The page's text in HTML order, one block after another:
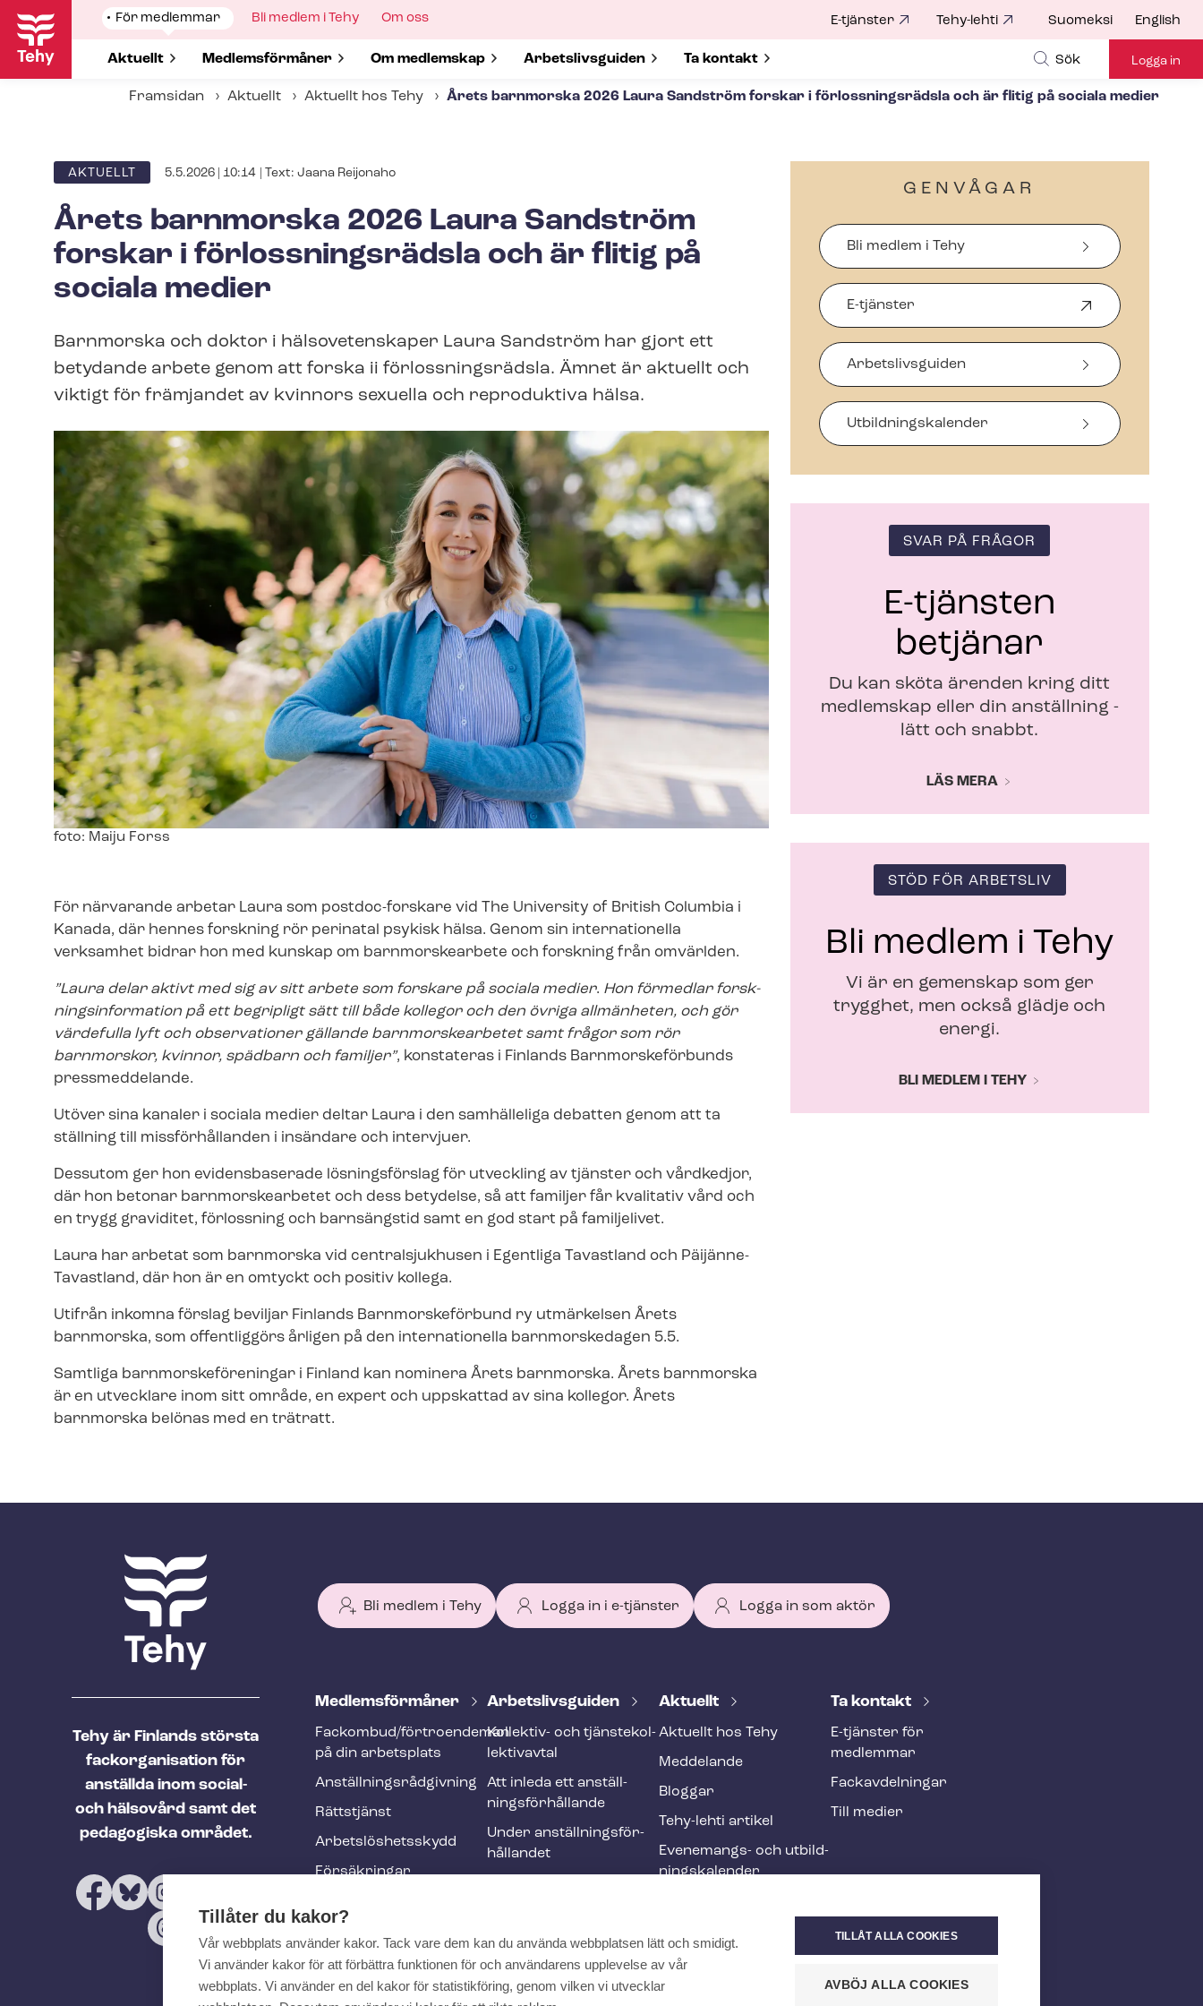
Hoppa
huvudinnehåll
Show
submenu
for
För medlemmar
Show submenu for
Aktuellt Show submenu for
Med­lems­för­må­ner Show submenu for
Om medlemskap Show submenu for
Ar­bets­livs­gui­den Show submenu for
Ta kontakt
Show
for
Bli medlem i Tehy
Show
Om oss E-tjänster Tehy-lehti Suomeksi English
Sök Logga in
Framsidan Aktuellt Aktuellt hos Tehy Årets barnmorska 2026 Laura Sandström forskar i för­loss­nings­räds­la och är flitig på sociala medier
ARTICLE
AKTUELLT 5.5.2026 | 10:14 | Text: Author
Jaana Reijonaho
Årets barnmorska 2026 Laura Sandström
forskar i för­loss­nings­räds­la och är flitig på
sociala medier
Barnmorska och doktor i hälsovetenskaper Laura Sandström har gjort ett
betydande arbete genom att forska ii för­loss­nings­räds­la. Ämnet är aktuellt och
viktigt för främjandet av kvinnors sexuella och reproduktiva hälsa.
Image
foto: Maiju Forss
För närvarande arbetar Laura som postdoc-forskare vid The University of British Columbia i
Kanada, där hennes forskning rör perinatal psykisk hälsa. Genom sin internationella
verksamhet bidrar hon med kunskap om barnmorskearbete och forskning från omvärlden.
”Laura delar aktivt med sig av sitt arbete som forskare på sociala medier. Hon förmedlar forsk­
nings­in­for­ma­tion på ett begripligt sätt till både kollegor och den övriga allmänheten, och gör
värdefulla lyft och observationer gällande barnmorskearbetet samt frågor som rör
barnmorskor, kvinnor, spädbarn och familjer”, konstateras i Finlands Barn­mors­ke­för­bunds
pressmeddelande.
Utöver sina kanaler i sociala medier deltar Laura i den samhälleliga debatten genom att ta
ställning till missförhållanden i insändare och intervjuer.
Dessutom ger hon evidensbaserade lösningsförslag för utveckling av tjänster och vårdkedjor,
där hon betonar barnmorskearbetet och dess betydelse, så att familjer får kvalitativ vård och
en trygg graviditet, förlossning och barnsängstid samt en god start på familjelivet.
Laura har arbetat som barnmorska vid centralsjukhusen i Egentliga Tavastland och Päijänne-​
Tavastland, där hon är en omtyckt och positiv kollega.
Utifrån inkomna förslag beviljar Finlands Barnmorskeförbund ry utmärkelsen Årets
barnmorska, som offentliggörs årligen på den internationella barnmorskedagen 5.5.
Samtliga barn­mors­ke­för­e­ning­ar i Finland kan nominera Årets barnmorska. Årets barnmorska
är en utvecklare inom sitt område, en expert och uppskattad av sina kollegor. Årets
barnmorska belönas med en trätratt.
GENVÅGAR
Bli medlem i Tehy
E-tjänster
Ö
p
n
a
s
i
t
Arbetslivsguiden
Ut­bild­nings­ka­len­der
SVAR PÅ FRÅGOR
E-tjänsten
betjänar
Du kan sköta ärenden kring ditt
medlemskap eller din anställning -
lätt och snabbt.
LÄS MERA
STÖD FÖR ARBETSLIV
Bli medlem i Tehy
Vi är en gemenskap som ger
trygghet, men också glädje och
energi.
BLI MEDLEM I TEHY
Tehy är Finlands största
fackorganisation för
anställda inom social-
och hälsovård samt det
pedagogiska området.
Bli medlem i Tehy Logga in i e-tjänster Logga in som aktör
T
h
y
f
o
o
e
r
Med­lems­för­må­ner
Fackombud/förtroendeman
på din arbetsplats
An­ställ­nings­råd­giv­ning
Rättstjänst
Ar­bets­lös­hets­skydd
Försäkringar
evenemang
Tehy-​tidskriften
Ar­bets­livs­gui­den
Kollektiv- och tjäns­te­kol­
lek­tivav­tal
Att inleda ett an­ställ­
nings­för­hål­lan­de
Under an­ställ­nings­för­
hål­lan­det
Internationell
Aktuellt
Aktuellt hos Tehy
Meddelande
Bloggar
Tehy-lehti artikel
Evenemangs- och ut­bild­
nings­ka­len­der
Ta kontakt
E-tjänster för
medlemmar
Fackav­del­ning­ar
Till medier
Tillåter du kakor?
Vår webbplats använder kakor. Tack vare dem kan du använda webbplatsen lätt och smidigt.
Vi använder kakor för att förbättra funktionen för och användarens upplevelse av vår
webbplats. Vi använder en del kakor för statistikföring, genom vilken vi utvecklar
TILLÅT ALLA COOKIES
AVBÖJ ALLA COOKIES